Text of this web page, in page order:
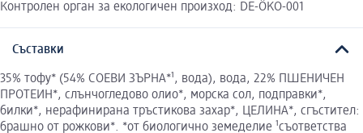
Контролен орган за екологичен произход: DE-ÖKO-001
Съставки
35% тофу* (54% СОЕВИ ЗЪРНА*¹, вода), вода, 22% ПШЕНИЧЕН
ПРОТЕИН*, слънчогледово олио*, морска сол, подправки*,
билки*, нерафинирана тръстикова захар*, ЦЕЛИНА*, сгъстител:
брашно от рожкови*. *от биологично земеделие ¹съответства